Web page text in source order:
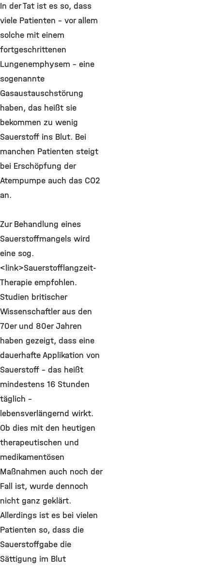
In der Tat ist es so, dass
viele Patienten – vor allem
solche mit einem
fortgeschrittenen
Lungenemphysem – eine
sogenannte
Gasaustauschstörung
haben, das heißt sie
bekommen zu wenig
Sauerstoff ins Blut. Bei
manchen Patienten steigt
bei Erschöpfung der
Atempumpe auch das CO2
an.
Zur Behandlung eines
Sauerstoffmangels wird
eine sog.
<link>Sauerstofflangzeit-
Therapie empfohlen.
Studien britischer
Wissenschaftler aus den
70er und 80er Jahren
haben gezeigt, dass eine
dauerhafte Applikation von
Sauerstoff – das heißt
mindestens 16 Stunden
täglich –
lebensverlängernd wirkt.
Ob dies mit den heutigen
therapeutischen und
medikamentösen
Maßnahmen auch noch der
Fall ist, wurde dennoch
nicht ganz geklärt.
Allerdings ist es bei vielen
Patienten so, dass die
Sauerstoffgabe die
Sättigung im Blut